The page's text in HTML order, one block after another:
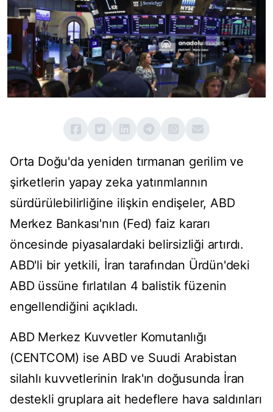
Orta Doğu'da yeniden tırmanan gerilim ve
şirketlerin yapay zeka yatırımlarının
sürdürülebilirliğine ilişkin endişeler, ABD
Merkez Bankası'nın (Fed) faiz kararı
öncesinde piyasalardaki belirsizliği artırdı.
ABD'li bir yetkili, İran tarafından Ürdün'deki
ABD üssüne fırlatılan 4 balistik füzenin
engellendiğini açıkladı.
ABD Merkez Kuvvetler Komutanlığı
(CENTCOM) ise ABD ve Suudi Arabistan
silahlı kuvvetlerinin Irak'ın doğusunda İran
destekli gruplara ait hedeflere hava saldırıları